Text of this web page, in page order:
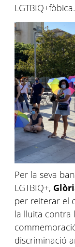
LGTBIQ+fòbica.
Per la seva
LGTBIQ+,
per reiterar el
la lluita contra
discriminació